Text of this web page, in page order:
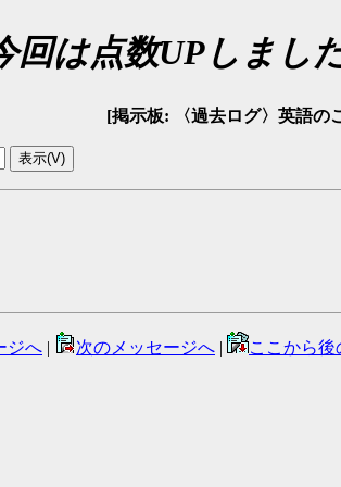
回は点数UPしまし
[掲示板: 〈過去ログ〉英語の
ジへ | 次のメッセージへ | ここから